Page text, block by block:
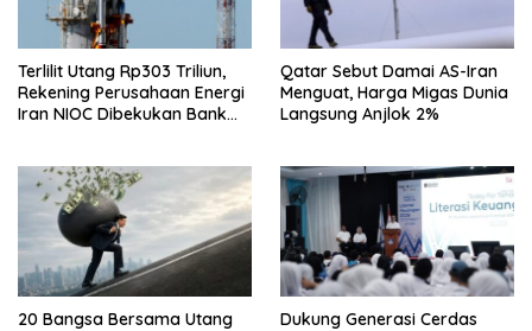
Terlilit Utang Rp303 Triliun,
Rekening Perusahaan Energi
Iran NIOC Dibekukan Bank
Qatar Sebut Damai AS-Iran
Menguat, Harga Migas Dunia
Langsung Anjlok 2%
20 Bangsa Bersama Utang
Dukung Generasi Cerdas